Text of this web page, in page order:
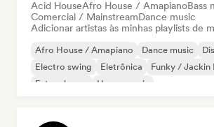
Acid HouseAfro House / AmapianoBass
Comercial / MainstreamDance music
Adicionar artistas às minhas playlists de
Afro House / Amapiano Dance music
Electro swing
Eletrônica
Funky / Jackin
Future house
House music